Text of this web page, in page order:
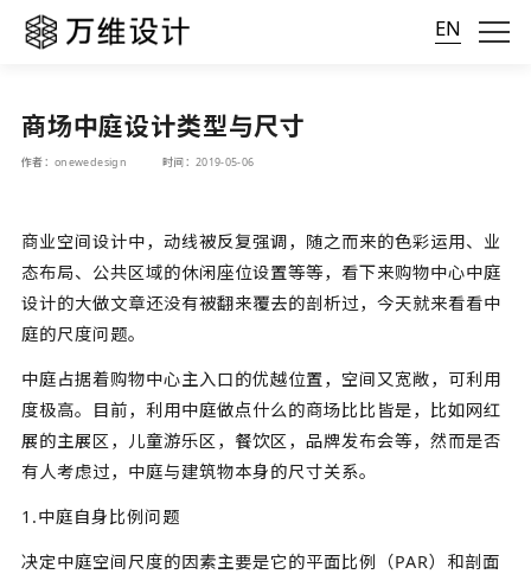
EN
商场中庭设计类型与尺寸
作者：onewedesign 时间：2019-05-06
商业空间设计中，动线被反复强调，随之而来的色彩运用、业
态布局、公共区域的休闲座位设置等等，看下来购物中心中庭
设计的大做文章还没有被翻来覆去的剖析过，今天就来看看中
庭的尺度问题。
中庭占据着购物中心主入口的优越位置，空间又宽敞，可利用
度极高。目前，利用中庭做点什么的商场比比皆是，比如网红
展的主展区，儿童游乐区，餐饮区，品牌发布会等，然而是否
有人考虑过，中庭与建筑物本身的尺寸关系。
1.中庭自身比例问题
决定中庭空间尺度的因素主要是它的平面比例（PAR）和剖面